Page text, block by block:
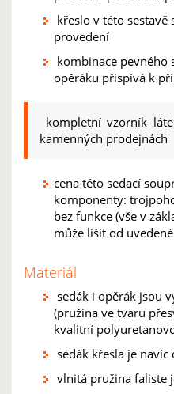
křeslo v této sestavě
provedení
kombinace pevného
opěráku přispívá k
kompletní vzorník
kamenných prodejnách
cena této sedací
komponenty:
bez funkce (vše v
může lišit od
Materiál
sedák i opěrák jsou
(pružina ve tvaru
kvalitní
sedák křesla je
vlnitá pružina faliste